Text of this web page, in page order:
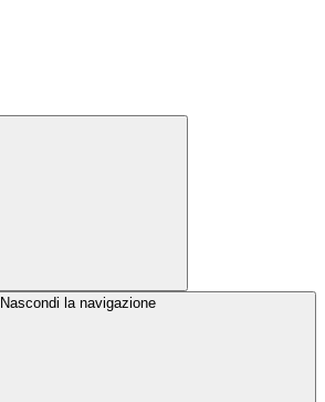
Nascondi la navigazione